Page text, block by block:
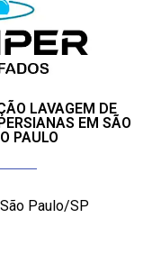
LAVAGEM DE
EM SÃO
PAULO
São Paulo/SP